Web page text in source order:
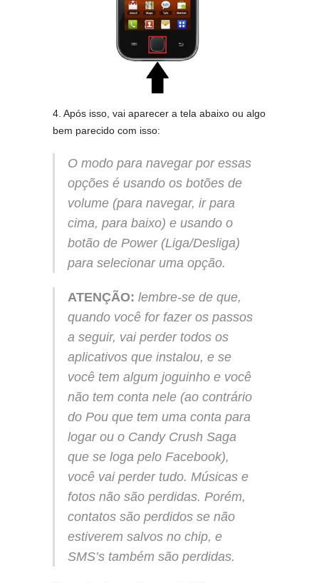
4. Após isso, vai aparecer a tela abaixo ou algo
bem parecido com isso:
O modo para navegar por essas
opções é usando os botões de
volume (para navegar, ir para
cima, para baixo) e usando o
botão de Power (Liga/Desliga)
para selecionar uma opção.
ATENÇÃO: lembre-se de que,
quando você for fazer os passos
a seguir, vai perder todos os
aplicativos que instalou, e se
você tem algum joguinho e você
não tem conta nele (ao contrário
do Pou que tem uma conta para
logar ou o Candy Crush Saga
que se loga pelo Facebook),
você vai perder tudo. Músicas e
fotos não são perdidas. Porém,
contatos são perdidos se não
estiverem salvos no chip, e
SMS’s também são perdidas.